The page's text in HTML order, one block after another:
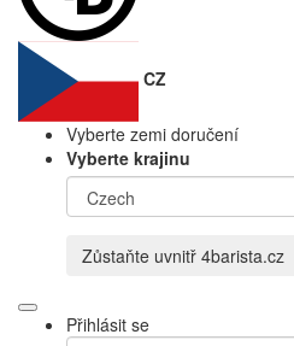
CZ
Vyberte zemi doručení
Vyberte krajinu
Zůstaňte uvnitř 4barista.cz
Přihlásit se